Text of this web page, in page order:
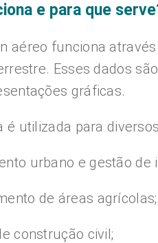
e para que
aéreo funciona
Esses dados
gráficas.
é utilizada para
urbano e gestão de
de áreas agrícolas;
construção civil;